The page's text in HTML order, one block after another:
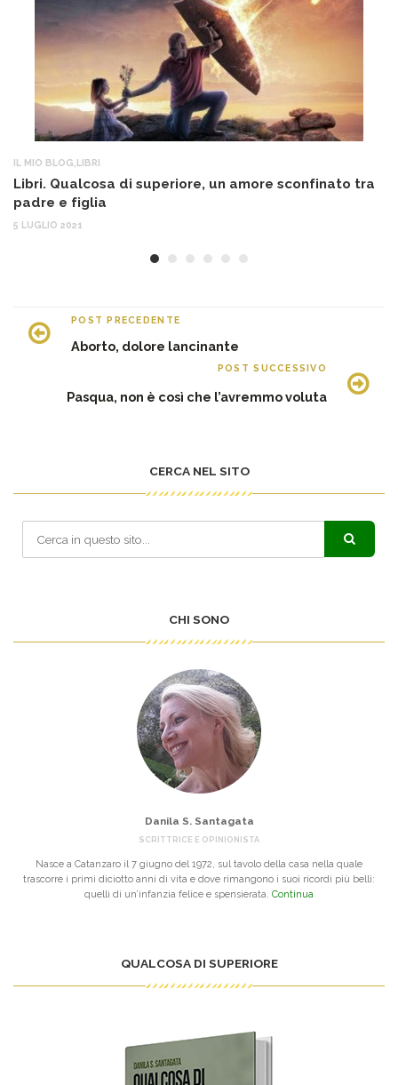
IL MIO BLOG LIBRI
Libri. Qualcosa di superiore, un amore sconfinato tra
padre e figlia
5 LUGLIO 2021
POST PRECEDENTE
Aborto, dolore lancinante
POST SUCCESSIVO
Pasqua, non è così che l’avremmo voluta
CERCA NEL SITO
CHI SONO
Danila S. Santagata
SCRITTRICE E OPINIONISTA
Nasce a Catanzaro il 7 giugno del 1972, sul tavolo della casa nella quale
trascorre i primi diciotto anni di vita e dove rimangono i suoi ricordi più belli:
quelli di un’infanzia felice e spensierata. Continua
QUALCOSA DI SUPERIORE